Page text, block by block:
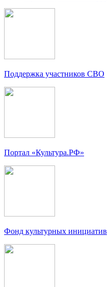
Поддержка участников СВО
Портал «Культура.РФ»
Фонд культурных инициатив